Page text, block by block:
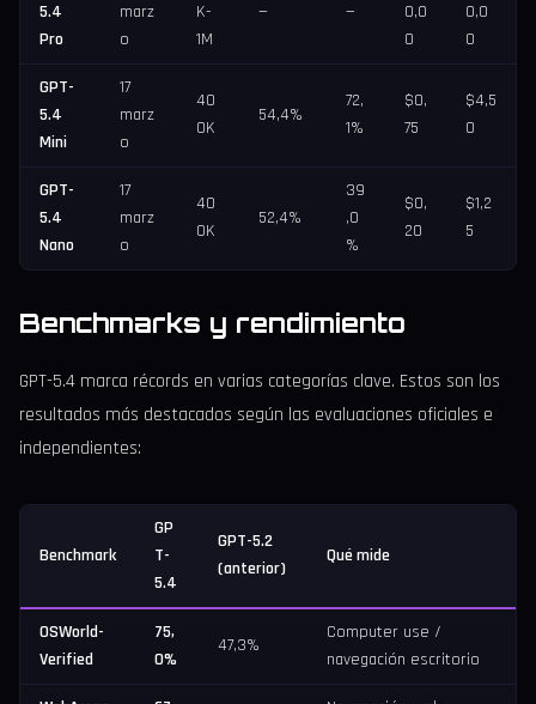
5.4
Pro
marz
o
K-
1M
— —
0,0
0
0,0
0
GPT-
5.4
Mini
17
marz
o
40
0K
54,4%
72,
1%
$0,
75
$4,5
0
GPT-
5.4
Nano
17
marz
o
40
0K
52,4%
39
,0
%
$0,
20
$1,2
5
Benchmarks y rendimiento
GPT-5.4 marca récords en varias categorías clave. Estos son los
resultados más destacados según las evaluaciones oficiales e
independientes:
Benchmark
GP
T-
5.4
GPT-5.2
(anterior)
Qué mide
OSWorld-
Verified
75,
0%
47,3%
Computer use /
navegación escritorio